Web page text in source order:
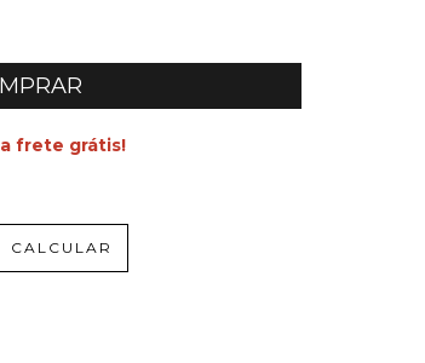
frete grátis!
CALCULAR